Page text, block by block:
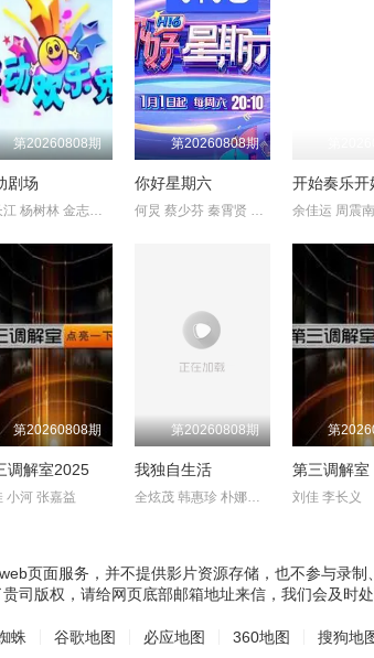
第20260808期
剧场
潘长江 杨树林 金志文 曹云金 文松
第20260808期
你好星期六 开始奏乐开
余佳运 周震
第20260808期
调解室2025
小河 张嘉益
第20260808期
我独自生活
全炫茂 韩惠珍 朴娜莱 李时言 旗安84 刘宪华 李必模 金莎妮 李昇
第
第三调解室
刘佳 李长义
页面服务，并不提供影片资源存储，也不参与录制
司版权，请给网页底部邮箱地址来信，我们会及时处
蛛 谷歌地图 必应地图 360地图 搜狗地